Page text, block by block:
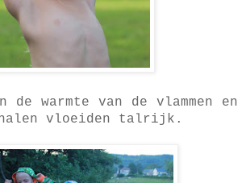
de warmte van de vlammen en
vloeiden talrijk.